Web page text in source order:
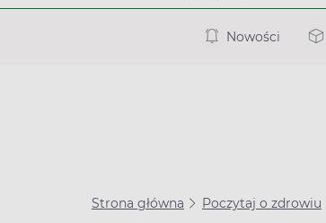
Nowości
Strona główna Poczytaj o zdrowiu